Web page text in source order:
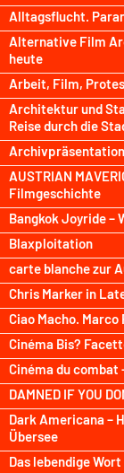
Alltagsflucht.
Alternative Film
heute
Arbeit, Film,
Architektur und
Reise durch die
AUSTRIAN
Filmgeschichte
Bangkok Joyride –
Blaxploitation
carte blanche zur
Chris Marker in
Ciao Macho.
Cinéma Bis?
Cinéma du combat
DAMNED IF YOU
Dark Americana –
Übersee
Das lebendige